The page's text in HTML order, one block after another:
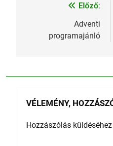
Bejegyzés
navigáció
Előző:
Adventi
programajánló
VÉLEMÉNY,
Hozzászólás küldéséhez